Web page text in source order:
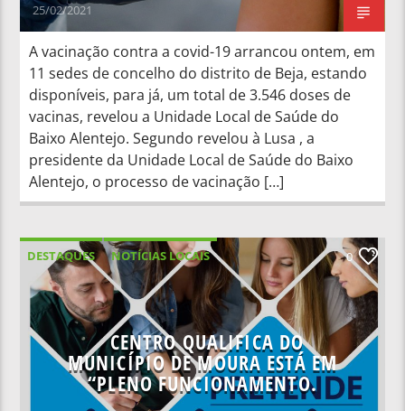
25/02/2021
A vacinação contra a covid-19 arrancou ontem, em
11 sedes de concelho do distrito de Beja, estando
disponíveis, para já, um total de 3.546 doses de
vacinas, revelou a Unidade Local de Saúde do
Baixo Alentejo. Segundo revelou à Lusa , a
presidente da Unidade Local de Saúde do Baixo
Alentejo, o processo de vacinação […]
DESTAQUES
NOTÍCIAS LOCAIS
NOTÍCIAS NACIONAIS
0
CENTRO QUALIFICA DO
MUNICÍPIO DE MOURA ESTÁ EM
“PLENO FUNCIONAMENTO.